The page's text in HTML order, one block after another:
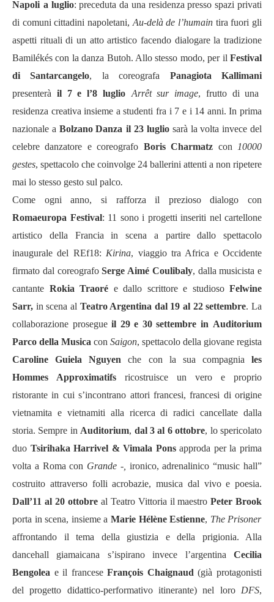
Napoli a luglio: preceduta da una residenza presso spazi privati
di comuni cittadini napoletani, Au-delà de l’humain tira fuori gli
aspetti rituali di un atto artistico facendo dialogare la tradizione
Bamilékés con la danza Butoh. Allo stesso modo, per il Festival
di Santarcangelo, la coreografa Panagiota Kallimani
presenterà il 7 e l’8 luglio Arrêt sur image, frutto di una
residenza creativa insieme a studenti fra i 7 e i 14 anni. In prima
nazionale a Bolzano Danza il 23 lugliosarà la volta invece del
celebre danzatore e coreografo Boris Charmatz con
10000
gestes, spettacolo che coinvolge 24 ballerini attenti a non ripetere
mai lo stesso gesto sul palco.
Come ogni anno, si rafforza il prezioso dialogo con
Romaeuropa Festival: 11 sono i progetti inseriti nel cartellone
artistico della Francia in scena a partire dallo spettacolo
inaugurale del REf18: Kirina, viaggio tra Africa e Occidente
firmato dal coreografoSerge Aimé Coulibaly, dalla musicista e
cantante Rokia Traoré e dallo scrittore e studioso Felwine
Sarr, in scena al Teatro Argentina dal 19 al 22 settembre. La
collaborazione prosegue il 29 e 30 settembre in Auditorium
Parco della Musica con Saigon, spettacolo della giovane regista
Caroline Guiela Nguyen che con la sua compagnia les
Hommes Approximatifs ricostruisce un vero e proprio
ristorante in cui s’incontrano attori francesi, francesi di origine
vietnamita e vietnamiti alla ricerca di radici cancellate dalla
storia. Sempre in Auditorium, dal 3 al 6 ottobre, lo spericolato
duo Tsirihaka Harrivel & Vimala Ponsapproda per la prima
volta a Roma con Grande -, ironico, adrenalinico “music hall”
costruito attraverso folli acrobazie, musica dal vivo e poesia.
Dall’11 al 20 ottobre al Teatro Vittoria il maestroPeter Brook
porta in scena, insieme a Marie Hélène Estienne, The Prisoner
affrontando il tema della giustizia e della prigionia. Alla
dancehall giamaicana s’ispirano invece l’argentina Cecilia
Bengolea e il franceseFrançois Chaignaud (già protagonisti
del progetto didattico-performativo itinerante) nel loro DFS,